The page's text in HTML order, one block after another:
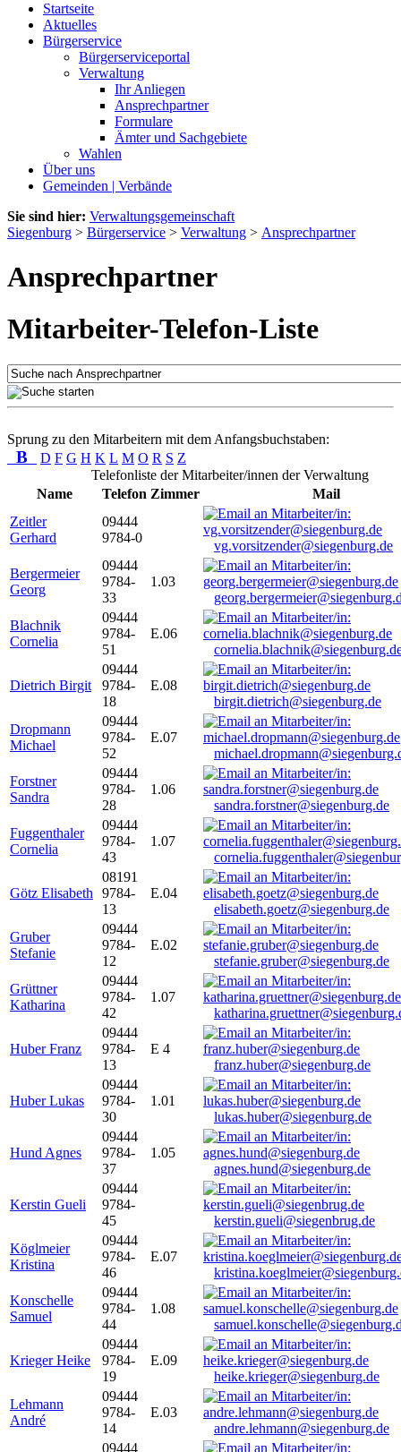
Startseite
Aktuelles
Bürgerservice
Bürgerserviceportal
Verwaltung
Ihr Anliegen
Ansprechpartner
Formulare
Ämter und Sachgebiete
Wahlen
Über uns
Gemeinden | Verbände
Sie sind hier: Verwaltungsgemeinschaft
Siegenburg > Bürgerservice > Verwaltung > Ansprechpartner
Ansprechpartner
Mitarbeiter-Telefon-Liste
Sprung zu den Mitarbeitern mit dem Anfangsbuchstaben:
B D F G H K L M O R S Z
Telefonliste der Mitarbeiter/innen der Verwaltung
Name
Telefon Zimmer
Mail
Zeitler
Gerhard
09444
9784-0
vg.vorsitzender@siegenburg.de
Bergermeier
Georg
09444
9784-
33
1.03
Blachnik
Cornelia
09444
9784-
51
E.06
Dietrich Birgit
09444
9784-
18
E.08
birgit.dietrich@siegenburg.de
Dropmann
Michael
09444
9784-
52
E.07
Forstner
Sandra
09444
9784-
28
1.06
sandra.forstner@siegenburg.de
Fuggenthaler
Cornelia
09444
9784-
43
1.07
Götz Elisabeth
08191
9784-
13
E.04
elisabeth.goetz@siegenburg.de
Gruber
Stefanie
09444
9784-
12
E.02
stefanie.gruber@siegenburg.de
Grüttner
Katharina
09444
9784-
42
1.07
Huber Franz
09444
9784-
13
E 4
franz.huber@siegenburg.de
Huber Lukas
09444
9784-
30
1.01
lukas.huber@siegenburg.de
Hund Agnes
09444
9784-
37
1.05
agnes.hund@siegenburg.de
Kerstin Gueli
09444
9784-
45
kerstin.gueli@siegenbrug.de
Köglmeier
Kristina
09444
9784-
46
E.07
Konschelle
Samuel
09444
9784-
44
1.08
Krieger Heike
09444
9784-
19
E.09
heike.krieger@siegenburg.de
Lehmann
André
09444
9784-
14
E.03
andre.lehmann@siegenburg.de
09444